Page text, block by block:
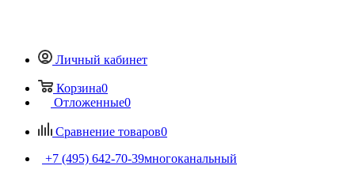
Личный кабинет
Корзина0
Отложенные0
Сравнение товаров0
+7 (495) 642-70-39многоканальный